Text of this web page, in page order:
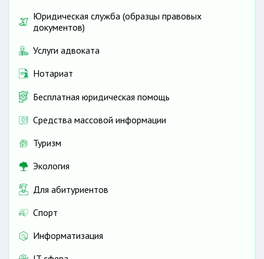
Юридическая служба (образцы правовых
документов)
Услуги адвоката
Нотариат
Бесплатная юридическая помощь
Средства массовой информации
Туризм
Экология
Для абитуриентов
Спорт
Информатизация